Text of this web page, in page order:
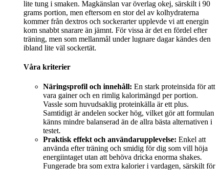
lite tung i smaken. Magkänslan var överlag okej, särskilt i 90
grams portion, men eftersom en stor del av kolhydraterna
kommer från dextros och sockerarter upplevde vi att energin
kom snabbt snarare än jämnt. För vissa är det en fördel efter
träning, men som mellanmål under lugnare dagar kändes den
ibland lite väl sockertät.
Våra kriterier
Näringsprofil och innehåll: En stark proteinsida för att
vara gainer och en rimlig kalorimängd per portion.
Vassle som huvudsaklig proteinkälla är ett plus.
Samtidigt är andelen socker hög, vilket gör att formulan
känns mindre balanserad än de allra bästa alternativen i
testet.
Praktisk effekt och användarupplevelse: Enkel att
använda efter träning och smidig för dig som vill höja
energiintaget utan att behöva dricka enorma shakes.
Fungerade bra som extra kalorier i vardagen, särskilt för